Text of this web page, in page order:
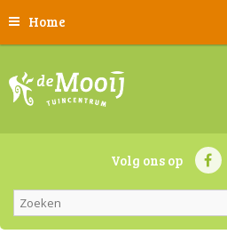
Home
Volg ons op